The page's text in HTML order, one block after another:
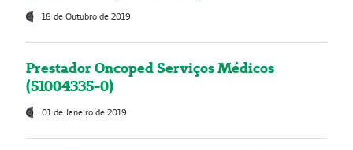
18 de Outubro de 2019
Prestador Oncoped Serviços Médicos
(51004335-0)
01 de Janeiro de 2019